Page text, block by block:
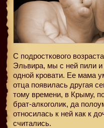
С подросткового
Эльвира, мы с ней пили
одной кровати. Ее мама
отца появилась другая
тому времени, в Крыму,
брат-алкоголик, да
относилась к ней как к
считались.